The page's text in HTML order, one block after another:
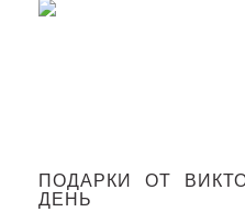
ПОДАРКИ ОТ
ДЕНЬ